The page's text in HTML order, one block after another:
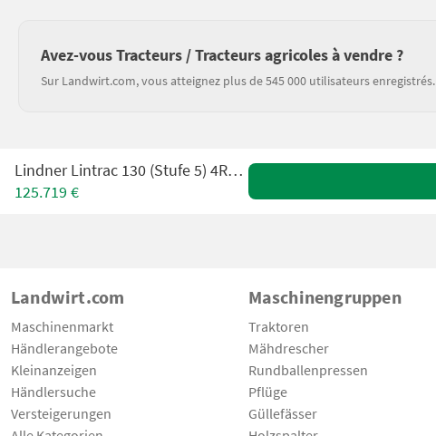
Avez-vous Tracteurs / Tracteurs agricoles à vendre ?
Sur Landwirt.com, vous atteignez plus de 545 000 utilisateurs enregistrés.
Lindner Lintrac 130 (Stufe 5) 4Rad-Lenkung
125.719 €
Landwirt.com
Maschinenmarkt
Händlerangebote
Kleinanzeigen
Händlersuche
Versteigerungen
Maschinengruppen
Traktoren
Mähdrescher
Rundballenpressen
Pflüge
Güllefässer